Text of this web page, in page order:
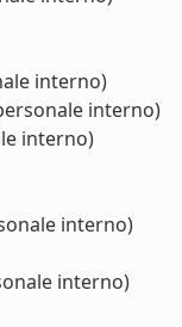
interno)
interno)
interno)
interno)
interno)